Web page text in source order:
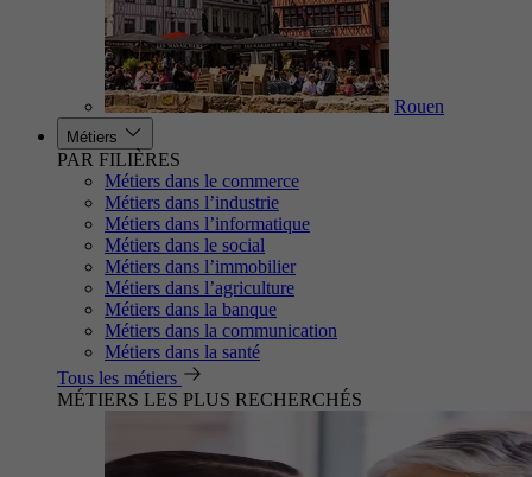
Rouen
Métiers
PAR FILIÈRES
Métiers dans le commerce
Métiers dans l’industrie
Métiers dans l’informatique
Métiers dans le social
Métiers dans l’immobilier
Métiers dans l’agriculture
Métiers dans la banque
Métiers dans la communication
Métiers dans la santé
Tous les métiers
MÉTIERS LES PLUS RECHERCHÉS